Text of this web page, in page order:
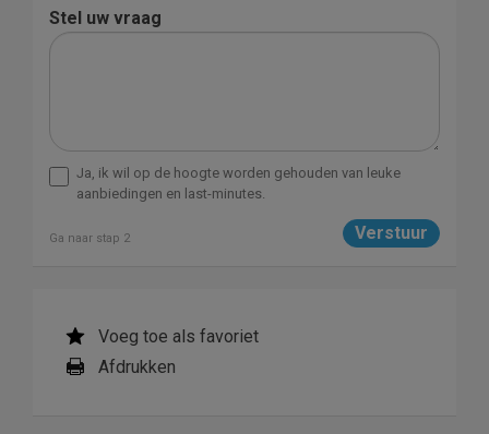
Stel uw vraag
Ja, ik wil op de hoogte worden gehouden van leuke
aanbiedingen en last-minutes.
Ga naar stap 2
Voeg toe als favoriet
Afdrukken